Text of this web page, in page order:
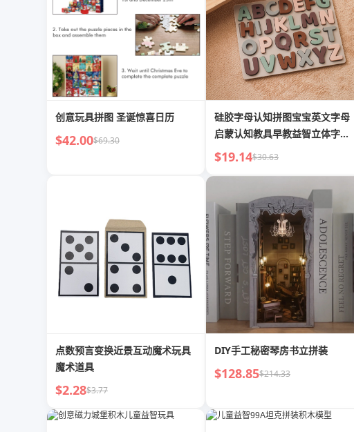
创意玩具拼图 圣诞惊喜日历
$42.00$69.30
硅胶字母认知拼图宝宝英文字母
启蒙认知教具早教益智立体字母
拼图
$19.14$30.63
点数预言变换近景互动魔术玩具
魔术道具
$2.28$3.77
DIY手工秘密琴房书立拼装
$128.85$214.33